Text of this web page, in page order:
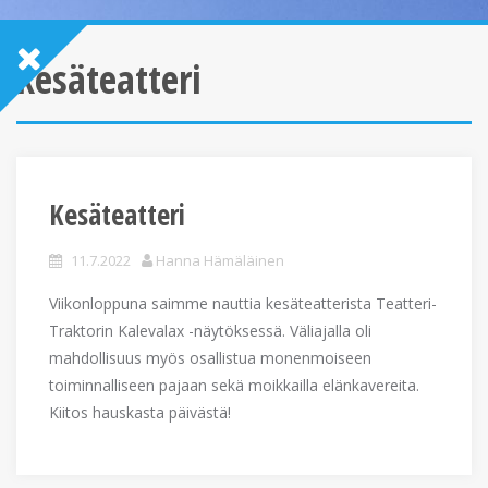
kesäteatteri
Kesäteatteri
11.7.2022 Hanna Hämäläinen
Viikonloppuna saimme nauttia kesäteatterista Teatteri-
Traktorin Kalevalax -näytöksessä. Väliajalla oli
mahdollisuus myös osallistua monenmoiseen
toiminnalliseen pajaan sekä moikkailla elänkavereita.
Kiitos hauskasta päivästä!